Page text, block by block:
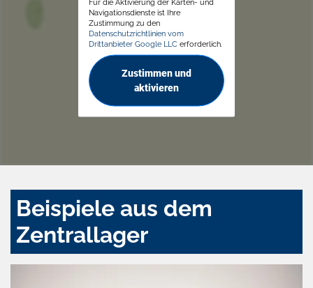
Navigationsdienste ist Ihre
Zustimmung zu den
Datenschutzrichtlinien vom
Drittanbieter Google LLC erforderlich.
Zustimmen und
aktivieren
Beispiele aus dem
Zentrallager